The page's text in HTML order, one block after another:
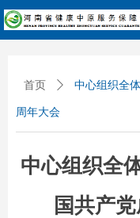
首页 ꄲ 中心组织全
周年大会
中心组织全
国共产